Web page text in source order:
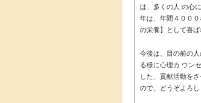
は、多くの人 の心
年は、年間４００
の栄養】として喜ば
今後は、目の前の
る様に心理カ ウン
した、貢献活動を
ので、どうぞよろし